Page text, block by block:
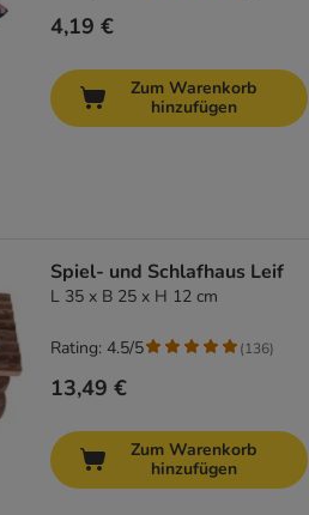
4,19 €
Zum Warenkorb
hinzufügen
Spiel- und Schlafhaus Leif
L 35 x B 25 x H 12 cm
13,49 €
Rating: 4.5/5 (136)
Zum Warenkorb
hinzufügen